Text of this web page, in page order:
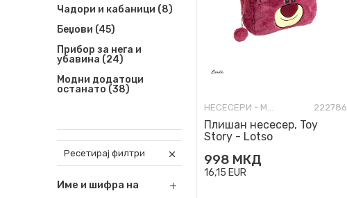
Чадори и кабаници (8)
Беџови (45)
Прибор за нега и
убавина (24)
Модни додатоци
останато (38)
Ресетирај филтри
Име и шифра на
НЕСЕСЕРИ - МОДНИ 222786
Плишан несесер, Toy
Story - Lotso
998 МКД
16,15 EUR